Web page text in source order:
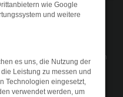
| Verkauf von EU-
alle Marken und Modelle in
2 in Sachsen
wie Google
und weitere
es uns, die Nutzung der
Leistung zu messen und
Technologien eingesetzt,
verwendet werden, um